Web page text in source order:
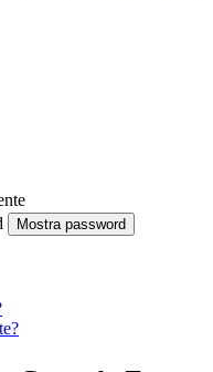
Mostra password